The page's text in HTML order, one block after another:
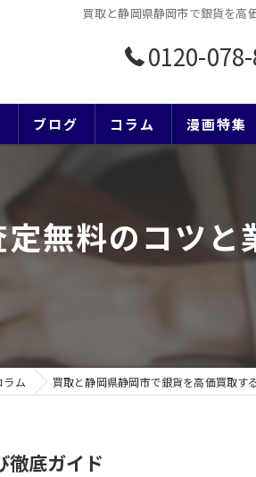
買取と静岡県静岡市で銀貨を高
0120-
ブログ コラム 漫画特集
無料のコツと
ラム 買取と静岡県静岡市で銀貨を高価買取す
徹底ガイド